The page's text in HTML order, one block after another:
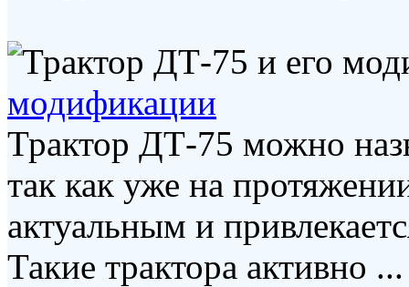
модификации
Трактор ДТ-75 можно
так как уже на
актуальным и
Такие трактора активно ...